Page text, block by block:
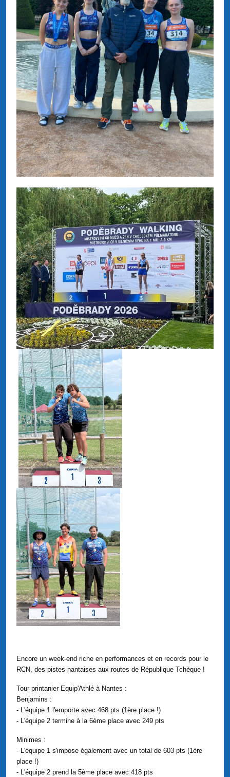
Encore un week-end riche en performances et en records pour le
RCN, des pistes nantaises aux routes de République Tchèque !
Tour printanier Equip'Athlé à Nantes :
Benjamins :
- L'équipe 1 l'emporte avec 468 pts (1ère place !)
- L'équipe 2 termine à la 6ème place avec 249 pts
Minimes :
- L'équipe 1 s'impose également avec un total de 603 pts (1ère
place !)
- L'équipe 2 prend la 5ème place avec 418 pts